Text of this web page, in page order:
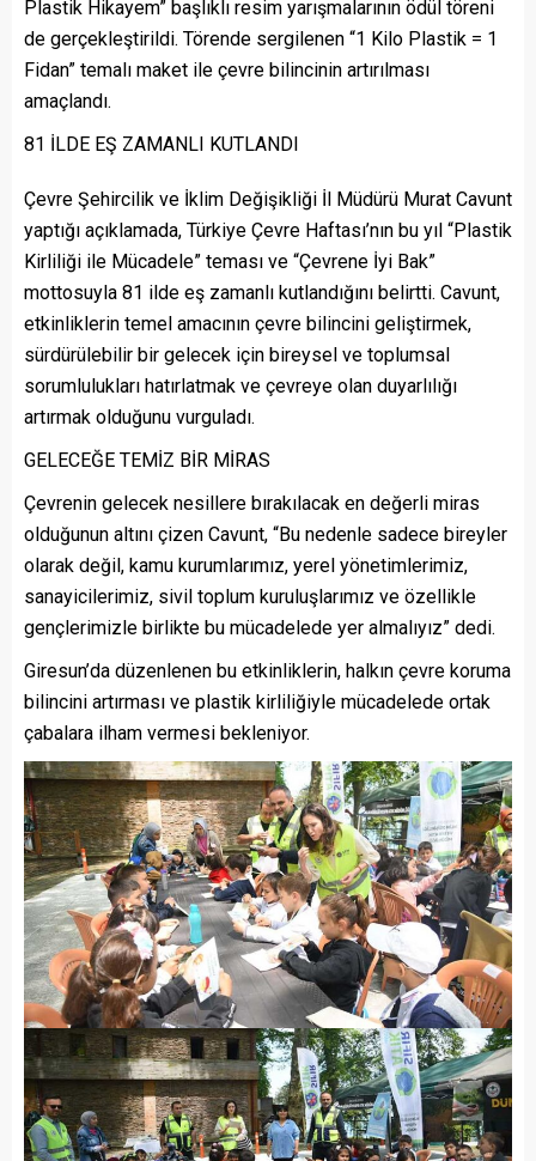
Plastik Hikayem” başlıklı resim yarışmalarının ödül töreni
de gerçekleştirildi. Törende sergilenen “1 Kilo Plastik = 1
Fidan” temalı maket ile çevre bilincinin artırılması
amaçlandı.
81 İLDE EŞ ZAMANLI KUTLANDI
Çevre Şehircilik ve İklim Değişikliği İl Müdürü Murat Cavunt
yaptığı açıklamada, Türkiye Çevre Haftası’nın bu yıl “Plastik
Kirliliği ile Mücadele” teması ve “Çevrene İyi Bak”
mottosuyla 81 ilde eş zamanlı kutlandığını belirtti. Cavunt,
etkinliklerin temel amacının çevre bilincini geliştirmek,
sürdürülebilir bir gelecek için bireysel ve toplumsal
sorumlulukları hatırlatmak ve çevreye olan duyarlılığı
artırmak olduğunu vurguladı.
GELECEĞE TEMİZ BİR MİRAS
Çevrenin gelecek nesillere bırakılacak en değerli miras
olduğunun altını çizen Cavunt, “Bu nedenle sadece bireyler
olarak değil, kamu kurumlarımız, yerel yönetimlerimiz,
sanayicilerimiz, sivil toplum kuruluşlarımız ve özellikle
gençlerimizle birlikte bu mücadelede yer almalıyız” dedi.
Giresun’da düzenlenen bu etkinliklerin, halkın çevre koruma
bilincini artırması ve plastik kirliliğiyle mücadelede ortak
çabalara ilham vermesi bekleniyor.